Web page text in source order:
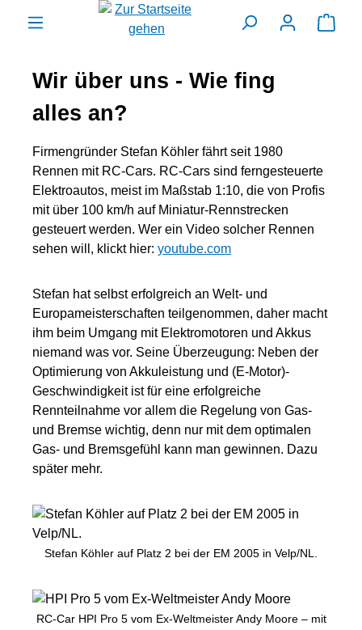
springen
Wir über uns - Wie fing
alles an?
Firmengründer Stefan Köhler fährt seit 1980
Rennen mit RC-Cars. RC-Cars sind ferngesteuerte
Elektroautos, meist im Maßstab 1:10, die von Profis
mit über 100 km/h auf Miniatur-Rennstrecken
gesteuert werden. Wer ein Video solcher Rennen
sehen will, klickt hier: youtube.com
Stefan hat selbst erfolgreich an Welt- und
Europameisterschaften teilgenommen, daher macht
ihm beim Umgang mit Elektromotoren und Akkus
niemand was vor. Seine Überzeugung: Neben der
Optimierung von Akkuleistung und (E-Motor)-
Geschwindigkeit ist für eine erfolgreiche
Rennteilnahme vor allem die Regelung von Gas-
und Bremse wichtig, denn nur mit dem optimalen
Gas- und Bremsgefühl kann man gewinnen. Dazu
später mehr.
Stefan Köhler auf Platz 2 bei der EM 2005 in Velp/NL.
RC-Car HPI Pro 5 vom Ex-Weltmeister Andy Moore – mit